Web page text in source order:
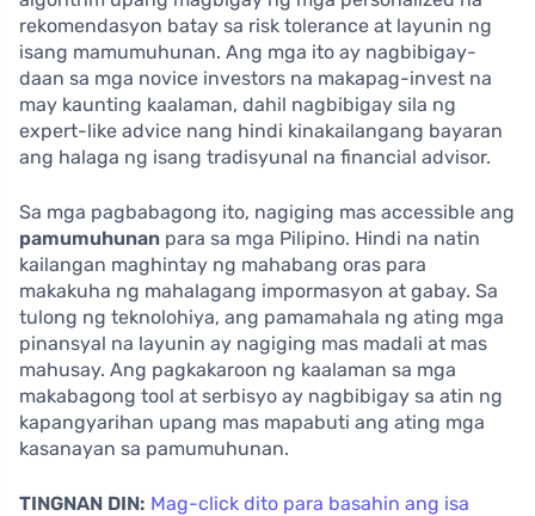
rekomendasyon batay sa risk tolerance at layunin ng
isang mamumuhunan. Ang mga ito ay nagbibigay-
daan sa mga novice investors na makapag-invest na
may kaunting kaalaman, dahil nagbibigay sila ng
expert-like advice nang hindi kinakailangang bayaran
ang halaga ng isang tradisyunal na financial advisor.
Sa mga pagbabagong ito, nagiging mas accessible ang
pamumuhunan para sa mga Pilipino. Hindi na natin
kailangan maghintay ng mahabang oras para
makakuha ng mahalagang impormasyon at gabay. Sa
tulong ng teknolohiya, ang pamamahala ng ating mga
pinansyal na layunin ay nagiging mas madali at mas
mahusay. Ang pagkakaroon ng kaalaman sa mga
makabagong tool at serbisyo ay nagbibigay sa atin ng
kapangyarihan upang mas mapabuti ang ating mga
kasanayan sa pamumuhunan.
TINGNAN DIN: Mag-click dito para basahin ang isa